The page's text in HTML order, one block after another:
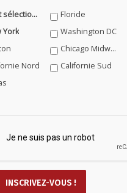
Tout sélectionner
Floride
York
Washington DC
Chicago Midwest
Nord
Californie Sud